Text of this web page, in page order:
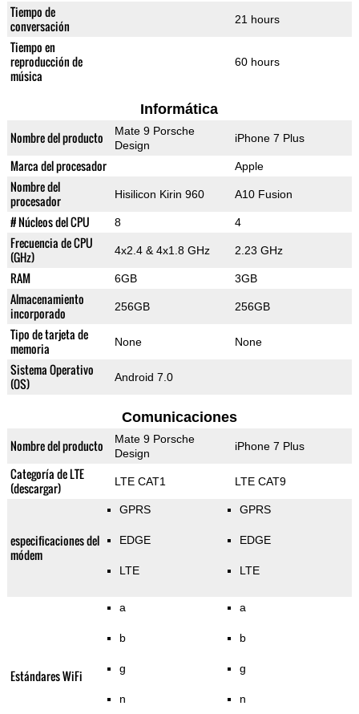
Tiempo de
conversación
21 hours
Tiempo en
reproducción de
música
60 hours
Informática
Nombre del producto
Mate 9 Porsche
Design
iPhone 7 Plus
Marca del procesador Apple
Nombre del
procesador
Hisilicon Kirin 960 A10 Fusion
# Núcleos del CPU 8 4
Frecuencia de CPU
(GHz)
4x2.4 & 4x1.8 GHz 2.23 GHz
RAM 6GB 3GB
Almacenamiento
incorporado
256GB 256GB
Tipo de tarjeta de
memoria
None None
Sistema Operativo
(OS)
Android 7.0
Comunicaciones
Nombre del producto
Mate 9 Porsche
Design
iPhone 7 Plus
Categoría de LTE
(descargar)
LTE CAT1 LTE CAT9
especificaciones del
módem
GPRS
EDGE
LTE
GPRS
EDGE
LTE
Estándares WiFi
a
b
g
n
a
b
g
n